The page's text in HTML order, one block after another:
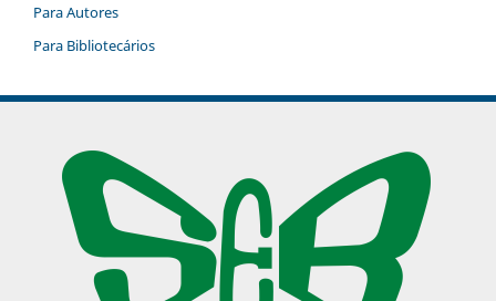
Para Autores
Para Bibliotecários